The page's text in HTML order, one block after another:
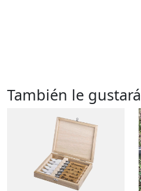
También le gustará